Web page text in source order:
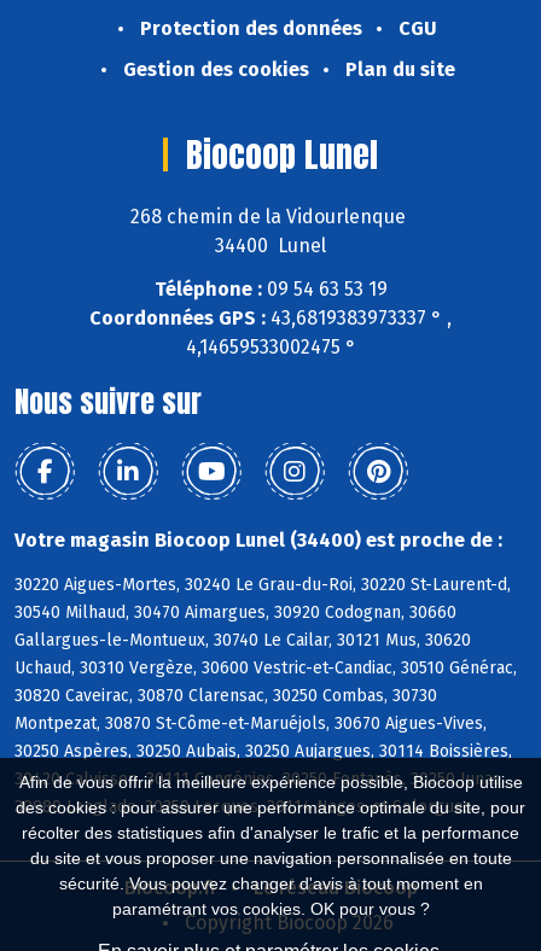
Afin de vous offrir la meilleure expérience possible, Biocoop utilise
des cookies : pour assurer une performance optimale du site, pour
récolter des statistiques afin d'analyser le trafic et la performance
du site et vous proposer une navigation personnalisée en toute
sécurité. Vous pouvez changer d'avis à tout moment en
paramétrant vos cookies. OK pour vous ?
Protection des données
CGU
Gestion des cookies
Plan du site
Biocoop Lunel
268 chemin de la Vidourlenque
34400 Lunel
Téléphone :09 54 63 53 19
Coordonnées GPS : 43,6819383973337 ° ,
4,14659533002475 °
Nous suivre sur
Votre magasin Biocoop Lunel (34400) est proche de :
30220 Aigues-Mortes, 30240 Le Grau-du-Roi, 30220 St-Laurent-d,
30540 Milhaud, 30470 Aimargues, 30920 Codognan, 30660
Gallargues-le-Montueux, 30740 Le Cailar, 30121 Mus, 30620
Uchaud, 30310 Vergèze, 30600 Vestric-et-Candiac, 30510 Générac,
30820 Caveirac, 30870 Clarensac, 30250 Combas, 30730
Montpezat, 30870 St-Côme-et-Maruéjols, 30670 Aigues-Vives,
30250 Aspères, 30250 Aubais, 30250 Aujargues, 30114 Boissières,
30420 Calvisson, 30111 Congénies, 30250 Fontanès, 30250 Junas,
30980 Langlade, 30250 Lecques, 30114 Nages-et-Solorgues
Biocoop.fr
Le réseau Biocoop
Copyright Biocoop 2026